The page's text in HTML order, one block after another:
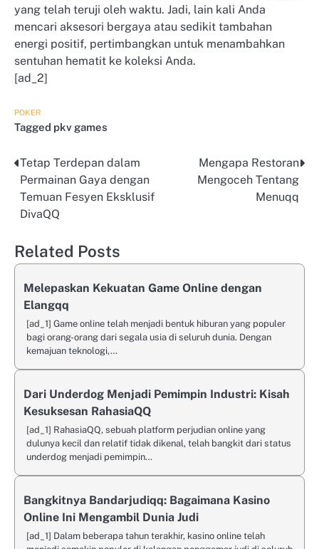
yang telah teruji oleh waktu. Jadi, lain kali Anda
mencari aksesori bergaya atau sedikit tambahan
energi positif, pertimbangkan untuk menambahkan
sentuhan hematit ke koleksi Anda.
[ad_2]
POKER
Tagged pkv games
Post
navigation
Tetap Terdepan dalam
Permainan Gaya dengan
Temuan Fesyen Eksklusif
DivaQQ
Mengapa Restoran
Mengoceh Tentang
Menuqq
Related Posts
Melepaskan Kekuatan Game Online dengan
Elangqq
[ad_1] Game online telah menjadi bentuk hiburan yang populer
bagi orang-orang dari segala usia di seluruh dunia. Dengan
kemajuan teknologi,…
Dari Underdog Menjadi Pemimpin Industri: Kisah
Kesuksesan RahasiaQQ
[ad_1] RahasiaQQ, sebuah platform perjudian online yang
dulunya kecil dan relatif tidak dikenal, telah bangkit dari status
underdog menjadi pemimpin…
Bangkitnya Bandarjudiqq: Bagaimana Kasino
Online Ini Mengambil Dunia Judi
[ad_1] Dalam beberapa tahun terakhir, kasino online telah